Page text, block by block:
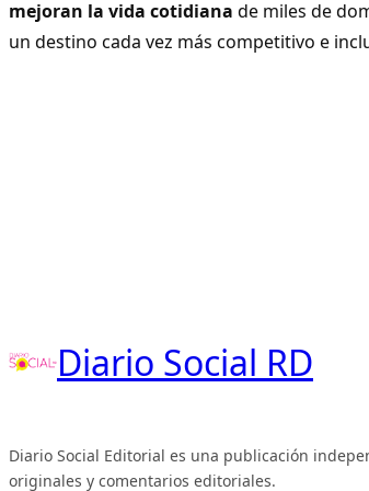
mejoran la vida cotidiana de miles de
un destino cada vez más competitivo e
Diario Social RD
Diario Social Editorial es una publicación
originales y comentarios editoriales.